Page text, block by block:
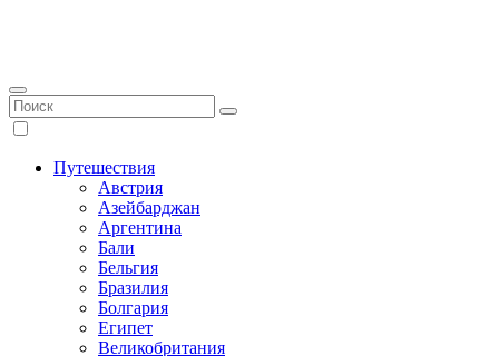
Путешествия
Австрия
Азейбарджан
Аргентина
Бали
Бельгия
Бразилия
Болгария
Египет
Великобритания